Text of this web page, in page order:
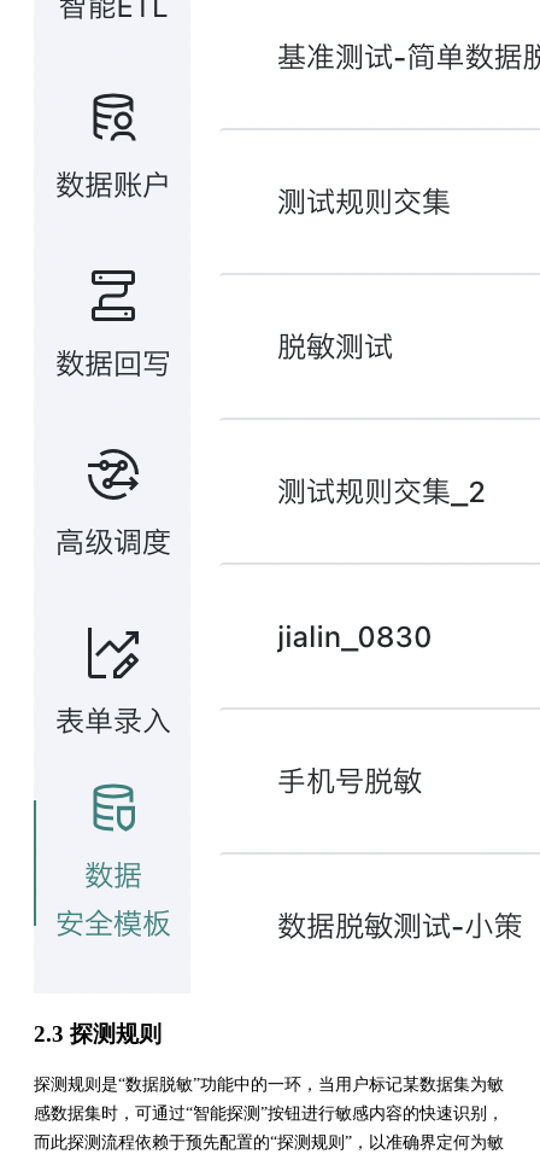
2.3 探测规则
探测规则是“数据脱敏”功能中的一环，当用户标记某数据集为敏
感数据集时，可通过“智能探测”按钮进行敏感内容的快速识别，
而此探测流程依赖于预先配置的“探测规则”，以准确界定何为敏